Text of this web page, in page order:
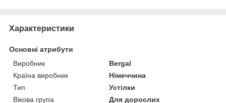
Характеристики
Основні атрибути
Виробник
Bergal
Країна виробник
Німеччина
Тип
Устілки
Вікова група
Для дорослих